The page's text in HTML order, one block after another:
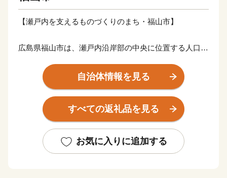
【瀬戸内を支えるものづくりのまち・福山市】
広島県福山市は、瀬戸内沿岸部の中央に位置する人口約
に育まれ、海山の幸に恵まれたまちですが、世界規模で
取引を行う鉄鋼・造船などの工業都市としての側面も持
っています。
ろが多い都市です。
古くから潮待ちの港として栄えた「鞆の浦（とものう
自治体情報を見る
すべての返礼品を見る
お気に入りに追加する